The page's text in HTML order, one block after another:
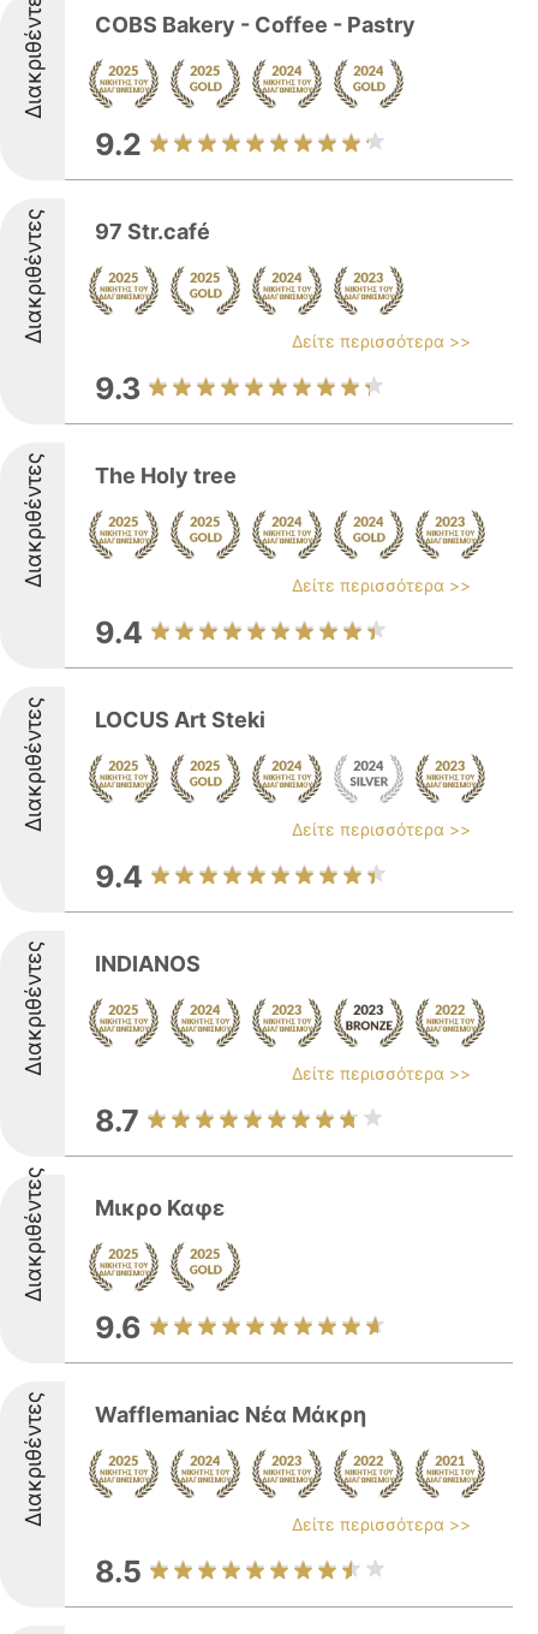
Διακριθέντες COBS Bakery - Coffee - Pastry
9.2
Διακριθέντες 97 Str.café
Δείτε περισσότερα >>
9.3
Διακριθέντες The Holy tree
Δείτε περισσότερα >>
9.4
Διακριθέντες LOCUS Art Steki
Δείτε περισσότερα >>
9.4
Διακριθέντες INDIANOS
Δείτε περισσότερα >>
8.7
Διακριθέντες Mικρο Καφε
9.6
Διακριθέντες Wafflemaniac Νέα Μάκρη
Δείτε περισσότερα >>
8.5